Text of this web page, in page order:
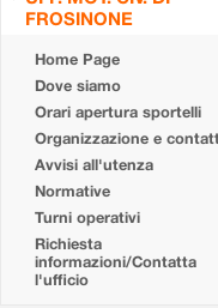
FROSINONE
Home Page
Dove siamo
Orari apertura sportelli
Organizzazione e
Avvisi all'utenza
Normative
Turni operativi
Richiesta
informazioni/Contatta
l'ufficio